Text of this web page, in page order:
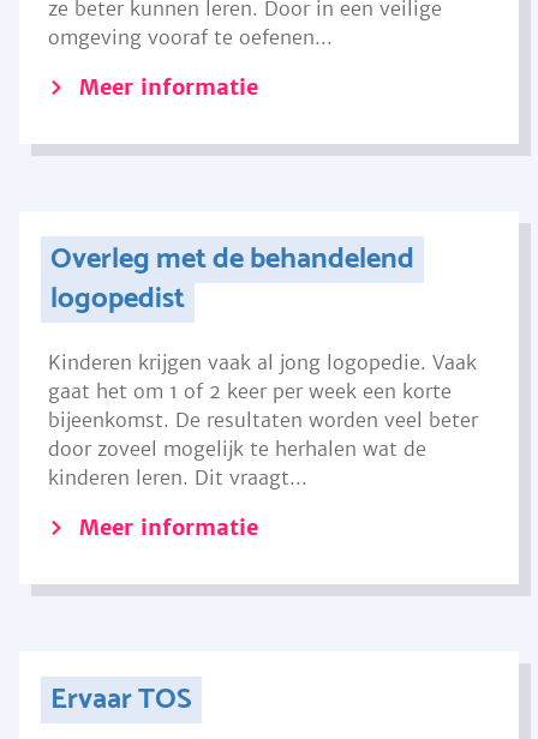
ze beter kunnen leren. Door in een veilige
omgeving vooraf te oefenen...
Meer informatie
Overleg met de behandelend
logopedist
Kinderen krijgen vaak al jong logopedie. Vaak
gaat het om 1 of 2 keer per week een korte
bijeenkomst. De resultaten worden veel beter
door zoveel mogelijk te herhalen wat de
kinderen leren. Dit vraagt...
Meer informatie
Ervaar TOS